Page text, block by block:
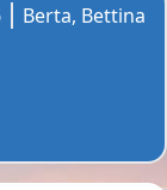
Berta, Bettina